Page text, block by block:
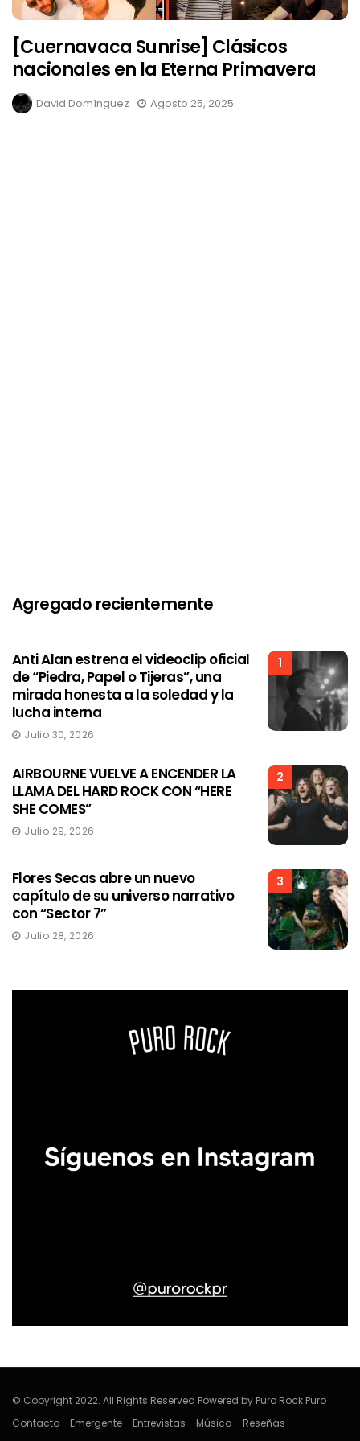
[Cuernavaca Sunrise] Clásicos
nacionales en la Eterna Primavera
David Domínguez Agosto 25, 2025
Agregado recientemente
1
Anti Alan estrena el videoclip oficial
de “Piedra, Papel o Tijeras”, una
mirada honesta a la soledad y la
lucha interna
Julio 30, 2026
2
AIRBOURNE VUELVE A ENCENDER LA
LLAMA DEL HARD ROCK CON “HERE
SHE COMES”
Julio 29, 2026
3
Flores Secas abre un nuevo
capítulo de su universo narrativo
con “Sector 7”
Julio 28, 2026
© Copyright 2022. All Rights Reserved Powered by Puro Rock Puro
Contacto
Emergente Entrevistas Música Reseñas